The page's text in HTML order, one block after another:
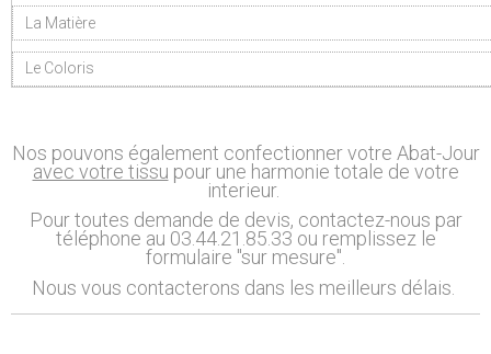
La Matière
Le Coloris
Nos pouvons également confectionner votre Abat-Jour
avec votre tissu pour une harmonie totale de votre
interieur.
Pour toutes demande de devis, contactez-nous par
téléphone au 03.44.21.85.33 ou remplissez le
formulaire "sur mesure".
Nous vous contacterons dans les meilleurs délais.